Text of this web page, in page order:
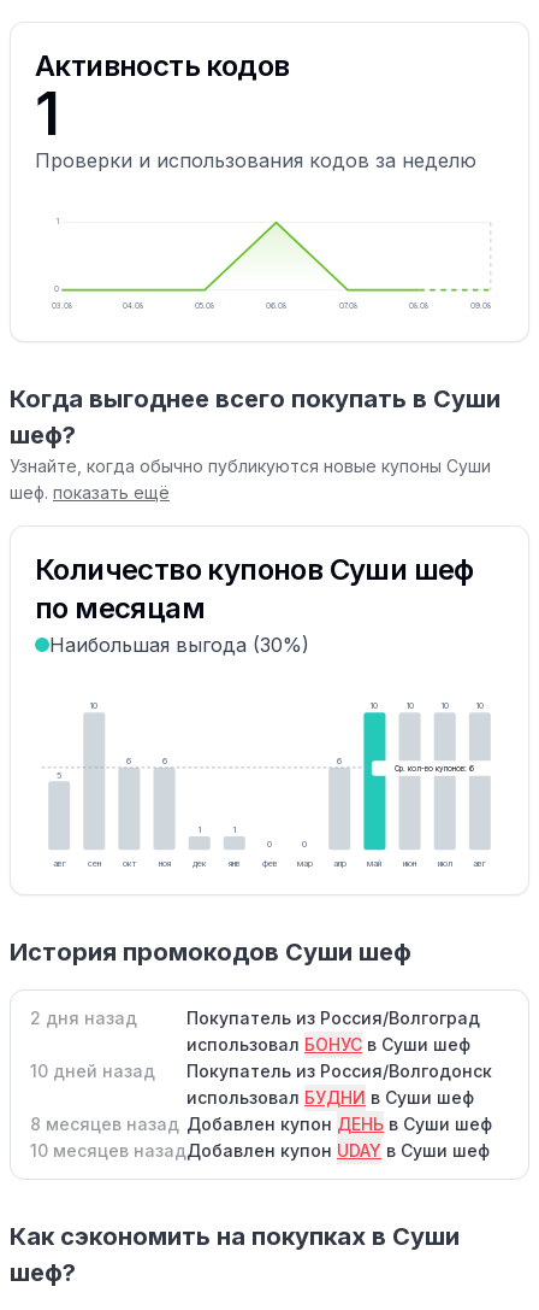
Активность кодов
1
Проверки и использования кодов за неделю
0
1
03.08 04.08 05.08 06.08 07.08 08.08 09.08
Когда выгоднее всего покупать в Суши
шеф?
Узнайте, когда обычно публикуются новые купоны Суши
шеф. показать ещё
Количество купонов Суши шеф
по месяцам
Наибольшая выгода (30%)
5
авг
10
сен
6
окт
6
ноя
1
дек
1
янв
0
фев
0
мар
6
апр
10
май
10
июн
10
июл
10
авг
Ср. кол-во купонов: 6
История промокодов Суши шеф
2 дня назад
Покупатель из Россия/Волгоград
использовал БОНУС в Суши шеф
10 дней назад
Покупатель из Россия/Волгодонск
использовал БУДНИ в Суши шеф
8 месяцев назад Добавлен купон ДЕНЬ в Суши шеф
10 месяцев назадДобавлен купон UDAY в Суши шеф
Как сэкономить на покупках в Суши
шеф?